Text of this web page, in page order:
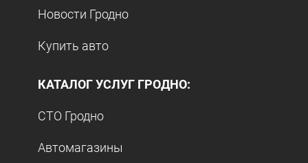
Новости Гродно
Купить авто
КАТАЛОГ УСЛУГ ГРОДНО:
СТО Гродно
Автомагазины